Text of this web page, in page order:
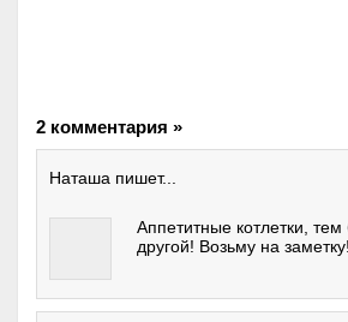
2 комментария »
Наташа пишет...
Аппетитные котлетки,
другой! Возьму на